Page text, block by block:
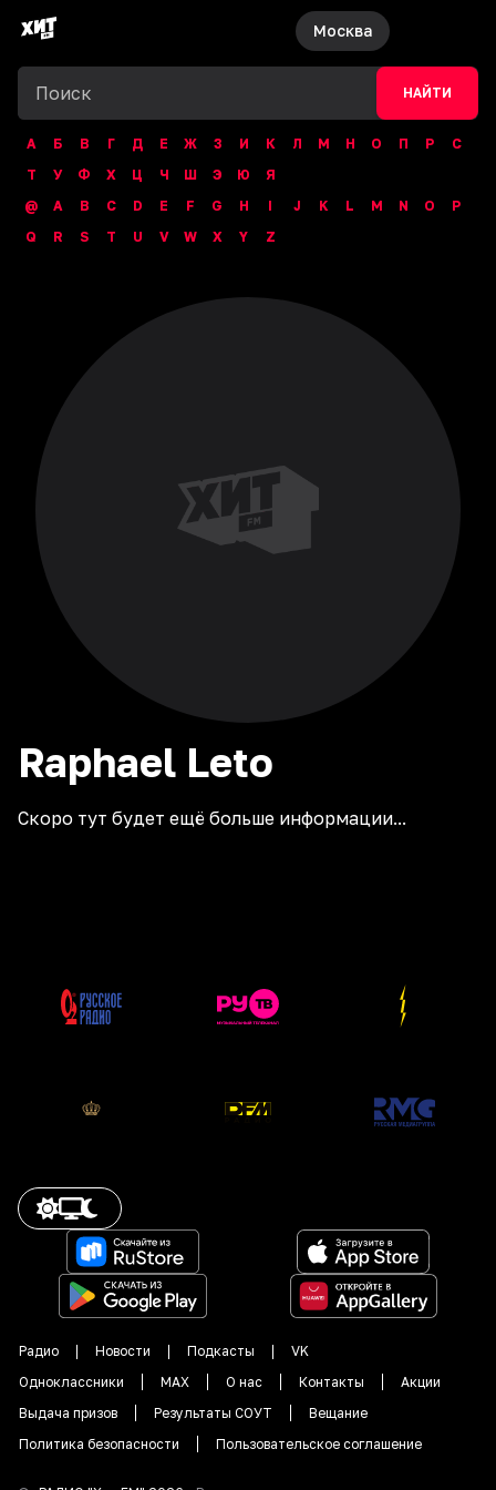
Москва
НАЙТИ
А Б В Г Д Е Ж З И К Л М Н О П Р
С
Т
У Ф Х Ц Ч Ш Э Ю
Я
@
A B C D E F G H I J K L M N O
P
Q
R S T U V W X Y Z
Raphael Leto
Скоро тут будет ещё больше информации...
Радио Новости Подкасты
VK
Одноклассники
MAX О нас Контакты
Акции
Выдача призов
Результаты СОУТ
Вещание
Политика безопасности
Пользовательское соглашение